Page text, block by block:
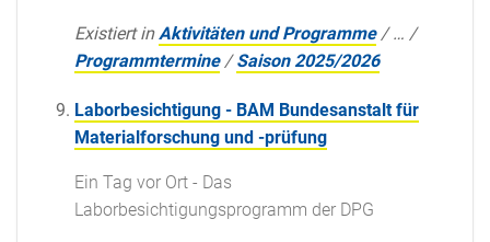
Existiert in Aktivitäten und Programme /… /
Programmtermine /Saison 2025/2026
Laborbesichtigung - BAM Bundesanstalt für
Materialforschung und -prüfung
Ein Tag vor Ort - Das
Laborbesichtigungsprogramm der DPG